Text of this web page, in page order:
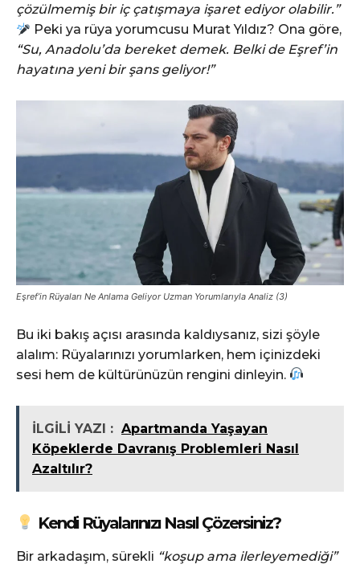
çözülmemiş bir iç çatışmaya işaret ediyor olabilir.”
Peki ya rüya yorumcusu Murat Yıldız? Ona göre,
“Su, Anadolu’da bereket demek. Belki de Eşref’in
hayatına yeni bir şans geliyor!”
Eşref’in Rüyaları Ne Anlama Geliyor Uzman Yorumlarıyla Analiz (3)
Bu iki bakış açısı arasında kaldıysanız, sizi şöyle
alalım: Rüyalarınızı yorumlarken, hem içinizdeki
sesi hem de kültürünüzün rengini dinleyin.
İLGİLİ YAZI : Apartmanda Yaşayan
Köpeklerde Davranış Problemleri Nasıl
Azaltılır?
Kendi Rüyalarınızı Nasıl Çözersiniz?
Bir arkadaşım, sürekli “koşup ama ilerleyemediği”